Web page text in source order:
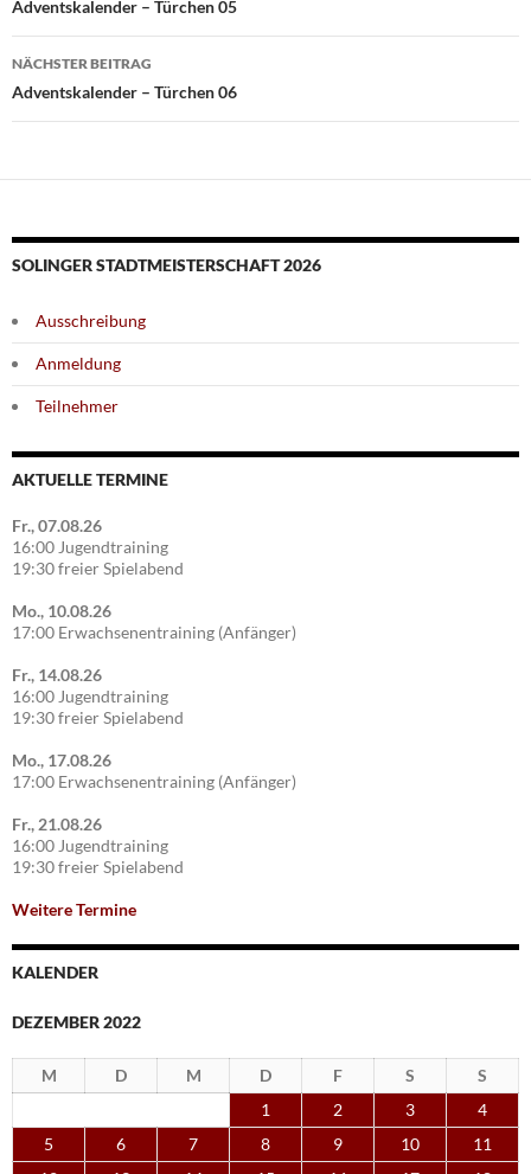
Adventskalender – Türchen 05
NÄCHSTER BEITRAG
Adventskalender – Türchen 06
SOLINGER STADTMEISTERSCHAFT 2026
Ausschreibung
Anmeldung
Teilnehmer
AKTUELLE TERMINE
Fr., 07.08.26
16:00 Jugendtraining
19:30 freier Spielabend
Mo., 10.08.26
17:00 Erwachsenentraining (Anfänger)
Fr., 14.08.26
16:00 Jugendtraining
19:30 freier Spielabend
Mo., 17.08.26
17:00 Erwachsenentraining (Anfänger)
Fr., 21.08.26
16:00 Jugendtraining
19:30 freier Spielabend
Weitere Termine
KALENDER
DEZEMBER 2022
M D M D F S
S
1
2 3
4
5
6 7 8 9 10
11